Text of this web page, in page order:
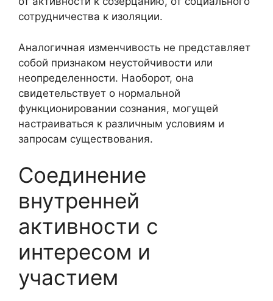
сотрудничества к изоляции.
Аналогичная изменчивость не представляет
собой признаком неустойчивости или
неопределенности. Наоборот, она
свидетельствует о нормальной
функционировании сознания, могущей
настраиваться к различным условиям и
запросам существования.
Соединение
внутренней
активности с
интересом и
участием